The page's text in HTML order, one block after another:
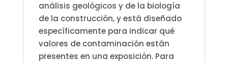
análisis geológicos y de la biología
de la construcción, y está diseñado
específicamente para indicar qué
valores de contaminación están
presentes en una exposición. Para